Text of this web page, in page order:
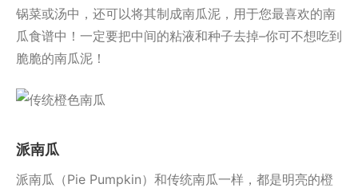
锅菜或汤中，还可以将其制成南瓜泥，用于您最喜欢的南
瓜食谱中！一定要把中间的粘液和种子去掉–你可不想吃到
脆脆的南瓜泥！
派南瓜
派南瓜（Pie Pumpkin）和传统南瓜一样，都是明亮的橙